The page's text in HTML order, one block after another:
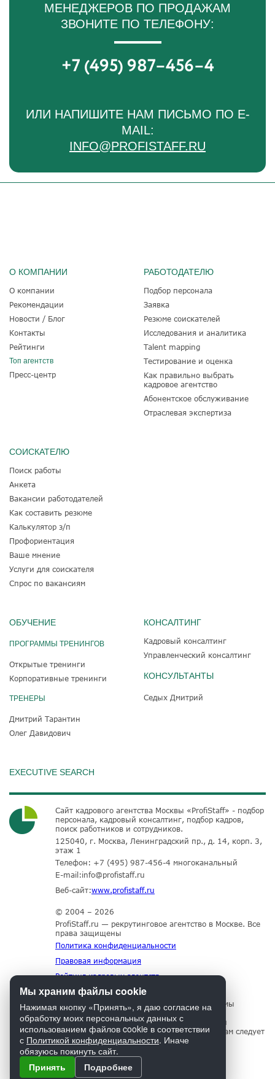
МЕНЕДЖЕРОВ ПО ПРОДАЖАМ
ЗВОНИТЕ ПО ТЕЛЕФОНУ:
+7 (495) 987–456–4
ИЛИ НАПИШИТЕ НАМ ПИСЬМО ПО E-
MAIL:
INFO@PROFISTAFF.RU
О КОМПАНИИ
О компании
Рекомендации
Новости / Блог
Контакты
Рейтинги
Топ агентств
Пресс-центр
РАБОТОДАТЕЛЮ
Подбор персонала
Заявка
Резюме соискателей
Исследования и аналитика
Talent mapping
Тестирование и оценка
Как правильно выбрать
кадровое агентство
Абонентское обслуживание
Отраслевая экспертиза
СОИСКАТЕЛЮ
Поиск работы
Анкета
Вакансии работодателей
Как составить резюме
Калькулятор з/п
Профориентация
Ваше мнение
Услуги для соискателя
Спрос по вакансиям
ОБУЧЕНИЕ
ПРОГРАММЫ ТРЕНИНГОВ
Открытые тренинги
Корпоративные тренинги
ТРЕНЕРЫ
Дмитрий Тарантин
Олег Давидович
КОНСАЛТИНГ
Кадровый консалтинг
Управленческий консалтинг
КОНСУЛЬТАНТЫ
Седых Дмитрий
EXECUTIVE SEARCH
Сайт кадрового агентства Москвы «ProfiStaff» - подбор
персонала, кадровый консалтинг, подбор кадров,
поиск работников и сотрудников.
125040, г. Москва, Ленинградский пр., д. 14, корп. 3,
этаж 1
Телефон: +7 (495) 987-456-4 многоканальный
E-mail:info@profistaff.ru
Веб-сайт:www.profistaff.ru
© 2004 – 2026
ProfiStaff.ru — рекрутинговое агентство в Москве. Все
права защищены
Политика конфиденциальности
Правовая информация
Рейтинг кадровых агентств
Для нормального функционирования сайта мы
используем технологию Cookies, собираем
информацию об IP адресе и местоположении
посетителей. Если Вы не согласны с этим, Вам следует
прекратить пользование сайтом.
Мы храним файлы cookie
Нажимая кнопку «Принять», я даю согласие на
обработку моих персональных данных с
использованием файлов cookie в соответствии
с Политикой конфиденциальности. Иначе
обязуюсь покинуть сайт.
Принять
Подробнее